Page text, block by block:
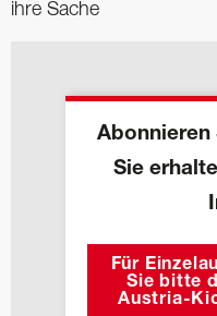
ihre Sache
Abonnieren
Sie
Für
Sie bitte
Austria-